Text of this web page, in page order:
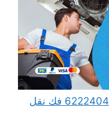
فني تكييف مركزي هندي الكويت 62224041 فك نقل